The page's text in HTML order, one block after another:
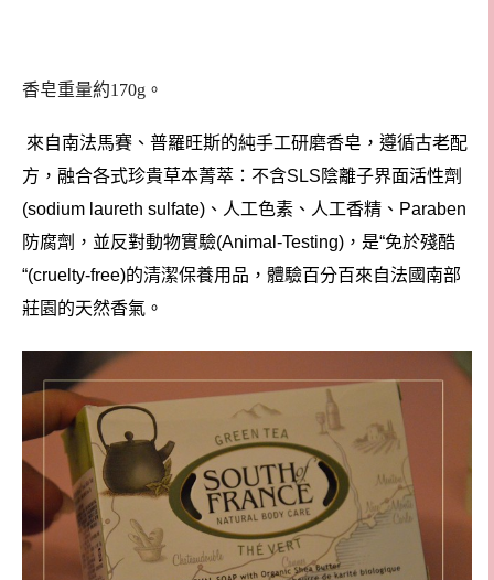
香皂重量約170g。
來自南法馬賽、普羅旺斯的純手工研磨香皂，遵循古老配
方，融合各式珍貴草本菁萃：不含SLS陰離子界面活性劑
(sodium laureth sulfate) 、人工色素、人工香精、 Paraben
防腐劑，並反對動物實驗(Animal-Testing) ，是“免於殘酷
“(cruelty-free)的清潔保養用品，體驗百分百來自法國南部
莊園的天然香氣。